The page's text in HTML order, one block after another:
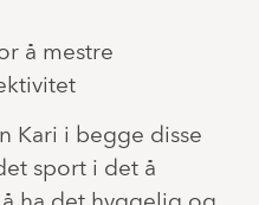
å mestre
Kari i begge disse
sport i det å